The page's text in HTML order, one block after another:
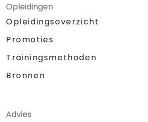
Opleidingen
Opleidingsoverzicht
Promoties
Trainingsmethoden
Bronnen
Advies